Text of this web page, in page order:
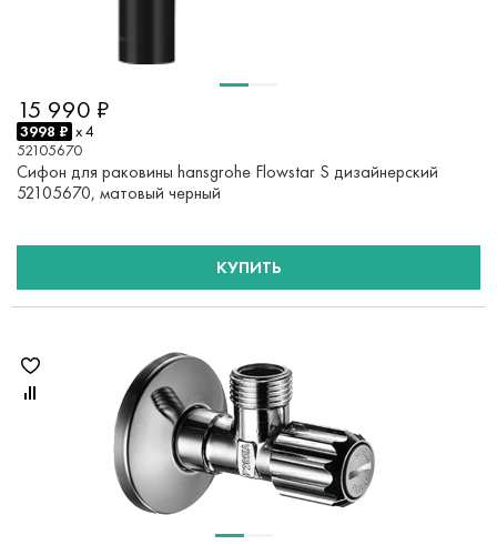
15 990 ₽
3998 ₽ x 4
52105670
Сифон для раковины hansgrohe Flowstar S дизайнерский
52105670, матовый черный
КУПИТЬ